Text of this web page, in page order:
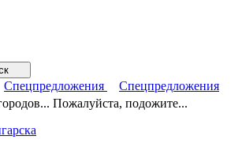
Спецпредложения
Спецпредложения
Пожалуйста, подожите...